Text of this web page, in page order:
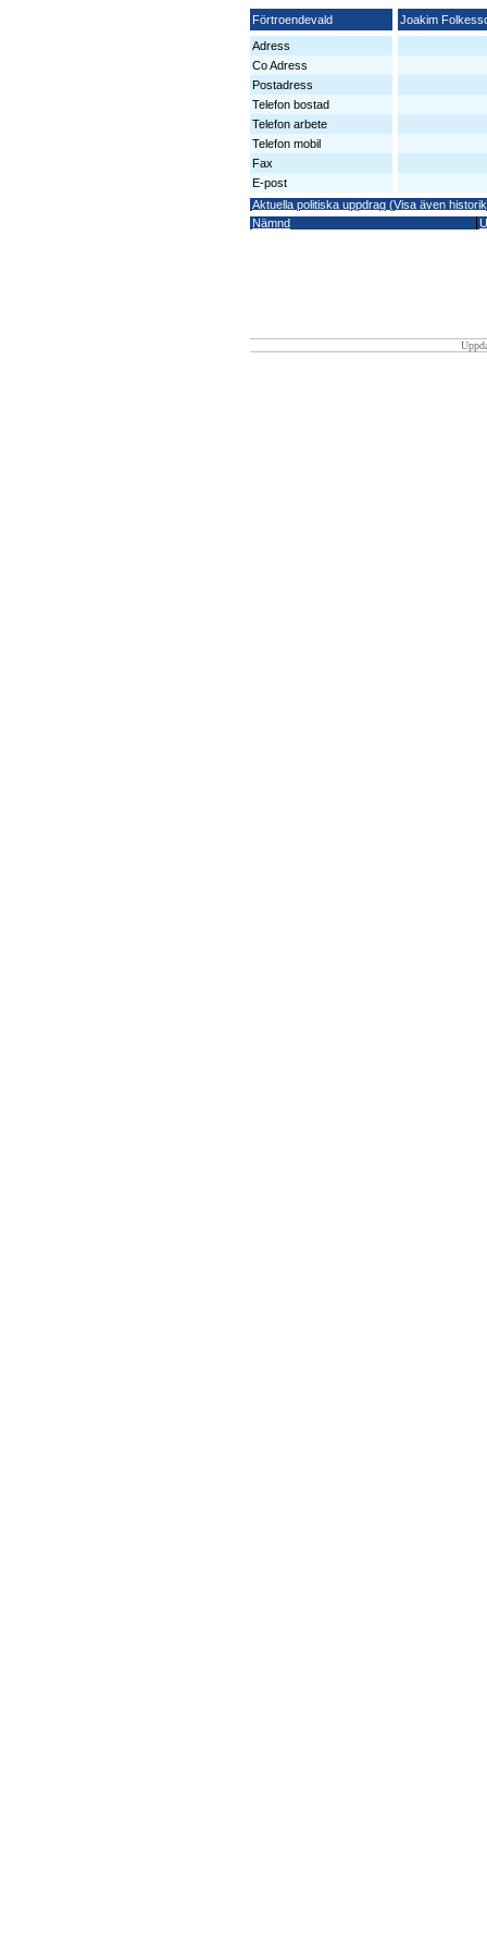
Förtroendevald
Joakim
Adress
Co Adress
Postadress
Telefon bostad
Telefon arbete
Telefon mobil
Fax
E-post
Aktuella politiska uppdrag (Visa även
Nämnd